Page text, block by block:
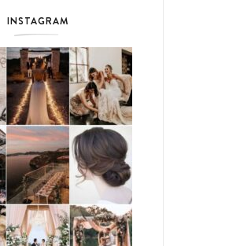
INSTAGRAM